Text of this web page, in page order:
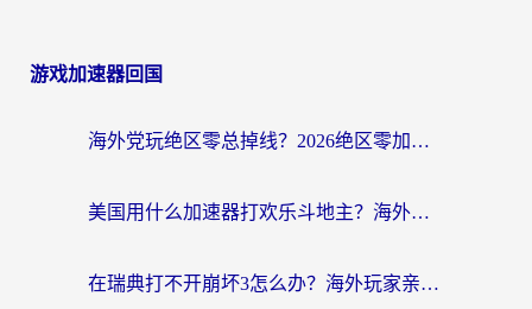
游戏加速器回国
海外党玩绝区零总掉线？2026绝区零加速器推荐+跨平台国服游戏加速攻略
美国用什么加速器打欢乐斗地主？海外党亲测有效的国服游戏加速指南
在瑞典打不开崩坏3怎么办？海外玩家亲测有效的国服游戏加速指南